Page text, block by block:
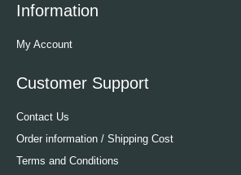
Information
My Account
Customer Support
Contact Us
Order information / Shipping Cost
Terms and Conditions